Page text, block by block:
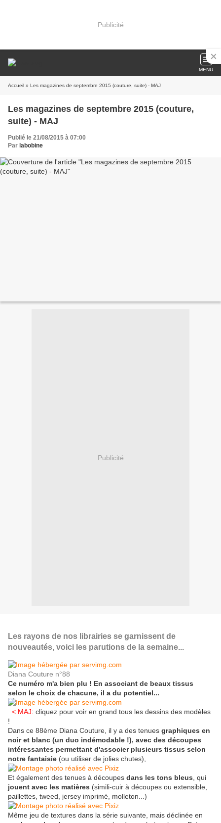
Publicité
MENU
Accueil » Les magazines de septembre 2015 (couture, suite) - MAJ
Les magazines de septembre 2015 (couture,
suite) - MAJ
Publié le 21/08/2015 à 07:00
Par labobine
Publicité
Les rayons de nos librairies se garnissent de
nouveautés, voici les parutions de la semaine...
Diana Couture n°88
Ce numéro m'a bien plu ! En associant de beaux tissus
selon le choix de chacune, il a du potentiel...
< MAJ: cliquez pour voir en grand tous les dessins des modèles
!
Dans ce 88ème Diana Couture, il y a des tenues graphiques en
noir et blanc (un duo indémodable !), avec des découpes
intéressantes permettant d'associer plusieurs tissus selon
notre fantaisie (ou utiliser de jolies chutes),
Et également des tenues à découpes dans les tons bleus , qui
jouent avec les matières (simili-cuir à découpes ou extensible,
paillettes, tweed, jersey imprimé, molleton...)
Même jeu de textures dans la série suivante, mais déclinée en